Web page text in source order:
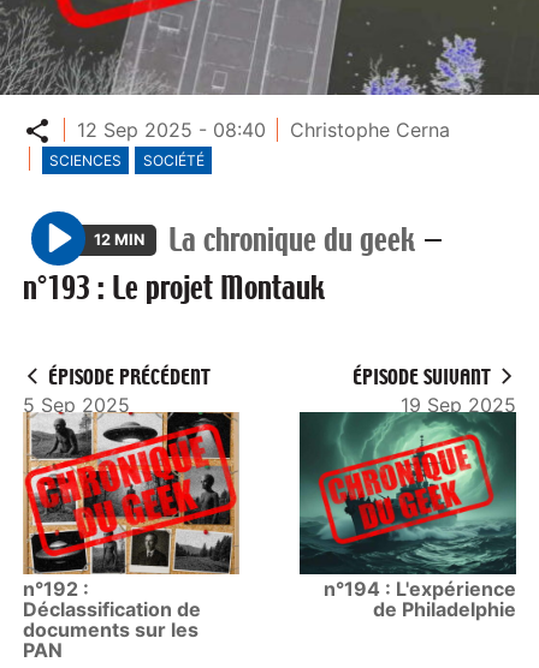
Partager
12 Sep 2025 - 08:40 Christophe Cerna
SCIENCES SOCIÉTÉ
P
l
12 MIN La chronique du geek —
n°193 : Le projet Montauk
ÉPISODE PRÉCÉDENT
5 Sep 2025
n°192 :
Déclassification de
documents sur les
PAN
ÉPISODE SUIVANT
19 Sep 2025
n°194 : L'expérience
de Philadelphie